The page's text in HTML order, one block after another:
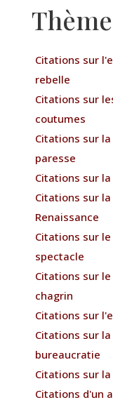
Citations sur
rebelle
Citations sur
coutumes
Citations sur la
paresse
Citations sur la
Citations sur la
Renaissance
Citations sur le
spectacle
Citations sur le
chagrin
Citations sur
Citations sur la
bureaucratie
Citations sur
Citations d'un